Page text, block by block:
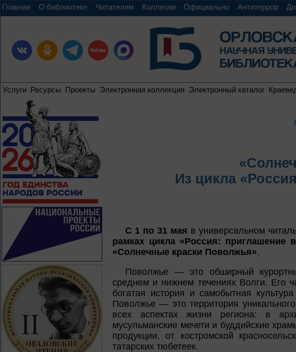
Главная О библиотеке Читателям Коллегам Официально Антитеррор
Услуги Ресурсы Проекты Электронная коллекция Электронный каталог
Из цикла
С 1 по 31 мая в универсальном
рамках цикла «Россия: приглашение
«Солнечные краски Поволжья».
Поволжье — это обширный
среднем и нижнем течениях Волги. Его
богатая история и самобытная
Поволжье — это территория
всех аспектах жизни региона: в
мусульманские мечети и буддийские
продукции, от костромской
татарских тюбетеек.